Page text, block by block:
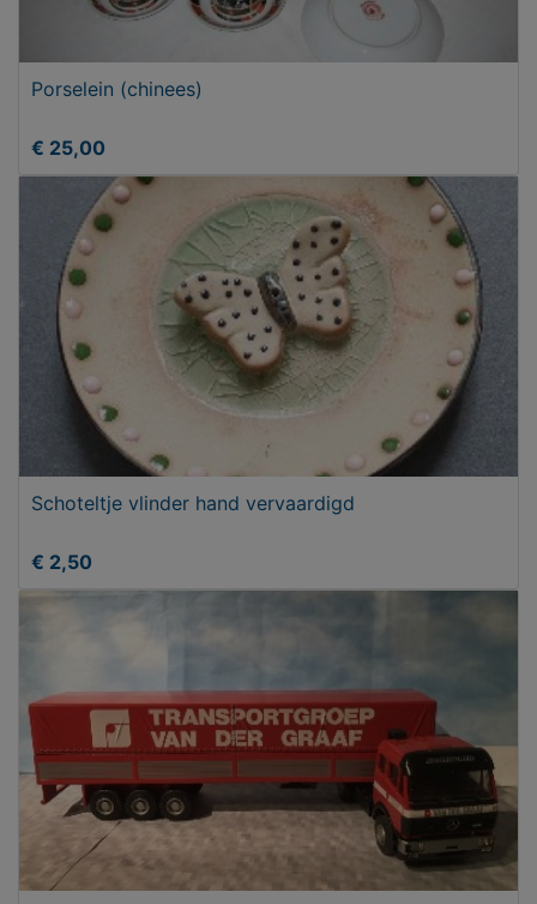
Porselein (chinees)
€ 25,00
Schoteltje vlinder hand vervaardigd
€ 2,50